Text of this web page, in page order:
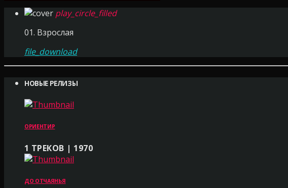
play_circle_filled
01. Взрослая
file_download
НОВЫЕ РЕЛИЗЫ
ОРИЕНТИР
1 ТРЕКОВ | 1970
ДО ОТЧАЯНЬЯ